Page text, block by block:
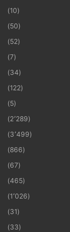
(10)
(50)
(52)
(7)
(34)
(122)
(5)
(2٬289)
(3٬499)
(866)
(67)
(465)
(1٬026)
(31)
(33)